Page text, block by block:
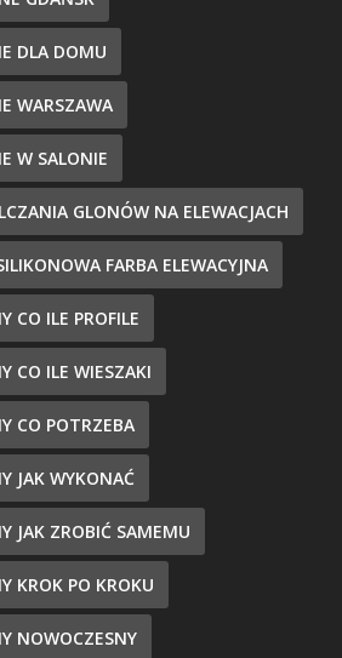
DLA DOMU
WARSZAWA
W SALONIE
GLONÓW NA ELEWACJACH
FARBA ELEWACYJNA
CO ILE PROFILE
CO ILE WIESZAKI
CO POTRZEBA
JAK WYKONAĆ
JAK ZROBIĆ SAMEMU
KROK PO KROKU
NOWOCZESNY